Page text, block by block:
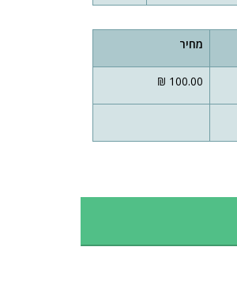
מחיר
100.00 ₪